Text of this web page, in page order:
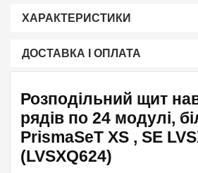
ХАРАКТЕРИСТИКИ
ДОСТАВКА І ОПЛАТА
Розподільний щит
рядів по 24 модулі,
PrismaSeT XS , SE
(LVSXQ624)